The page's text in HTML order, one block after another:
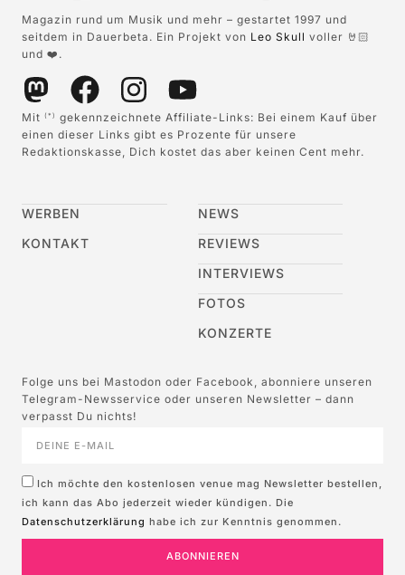
Magazin rund um Musik und mehr – gestartet 1997 und
seitdem in Dauerbeta. Ein Projekt von Leo Skull voller 🤘🏻
und ❤️.
Mit (*)
gekennzeichnete Affiliate-Links: Bei einem Kauf über
einen dieser Links gibt es Prozente für unsere
Redaktionskasse, Dich kostet das aber keinen Cent mehr.
WERBEN
KONTAKT
NEWS
REVIEWS
INTERVIEWS
FOTOS
KONZERTE
Folge uns bei Mastodon oder Facebook, abonniere unseren
Telegram-Newsservice oder unseren Newsletter – dann
verpasst Du nichts!
Ich möchte den kostenlosen venue mag Newsletter bestellen,
ich kann das Abo jederzeit wieder kündigen. Die
Datenschutzerklärung habe ich zur Kenntnis genommen.
ABONNIEREN